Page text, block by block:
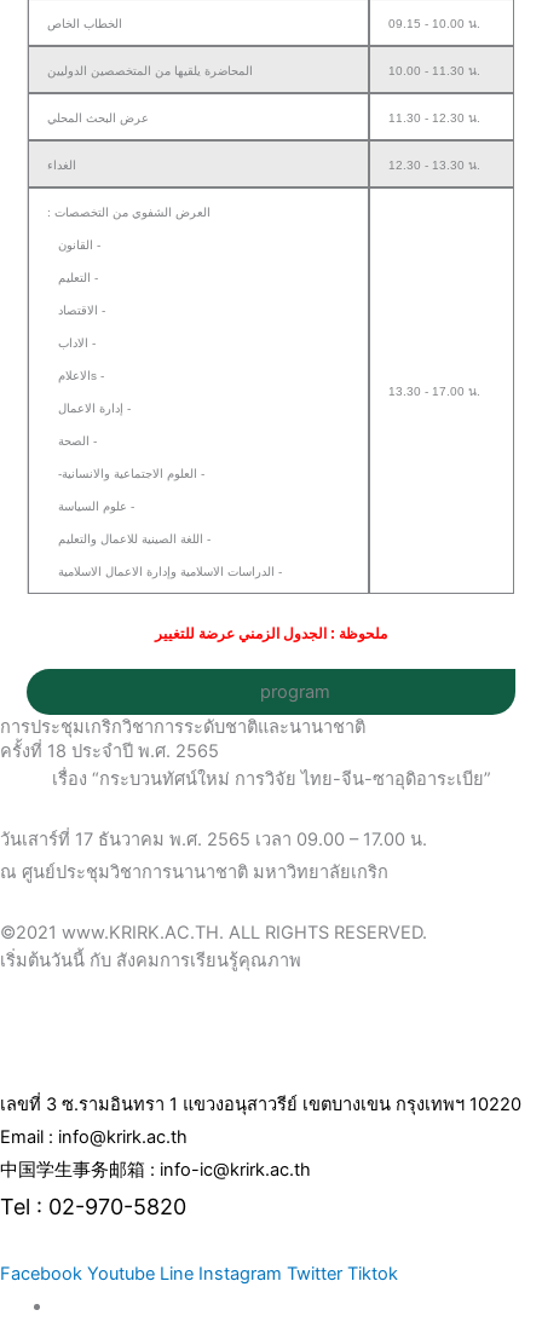
الخطاب الخاص 09.15 - 10.00 น.
المحاضرة يلقيها من المتخصصين الدوليين 10.00 - 11.30 น.
عرض البحث المحلي 11.30 - 12.30 น.
الغداء 12.30 - 13.30 น.
: العرض الشفوي من التخصصات
القانون -
التعليم -
الاقتصاد -
الاداب -
الاعلامs -
إدارة الاعمال -
الصحة -
-العلوم الاجتماعية والانسانية -
علوم السياسة -
اللغة الصينية للاعمال والتعليم -
الدراسات الاسلامية وإدارة الاعمال الاسلامية -
13.30 - 17.00 น.
ملحوظة : الجدول الزمني عرضة للتغيير
program
การประชุมเกริกวิชาการระดับชาติและนานาชาติ
ครั้งที่ 18 ประจำปี พ.ศ. 2565
เรื่อง “กระบวนทัศน์ใหม่ การวิจัย ไทย-จีน-ซาอุดิอาระเบีย”
วันเสาร์ที่ 17 ธันวาคม พ.ศ. 2565 เวลา 09.00 – 17.00 น.
ณ ศูนย์ประชุมวิชาการนานาชาติ มหาวิทยาลัยเกริก
©2021 www.KRIRK.AC.TH. ALL RIGHTS RESERVED.
เริ่มต้นวันนี้ กับ สังคมการเรียนรู้คุณภาพ
เลขที่ 3 ซ.รามอินทรา 1 แขวงอนุสาวรีย์ เขตบางเขน กรุงเทพฯ 10220
Email : info@krirk.ac.th
中国学生事务邮箱 : info-ic@krirk.ac.th
Tel : 02-970-5820
Facebook Youtube Line Instagram Twitter Tiktok